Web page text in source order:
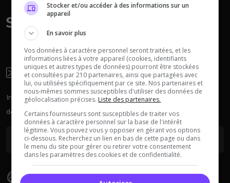
Myth of Empires Enshrouded
Voir tous les
jeux disponibles
Newsletter
Inscrivez-vous à la newsletter pour recevoir chaque semaine
des actus sur les serveurs.
Types De Serveur
Stocker et/ou accéder à des informations sur un
appareil
En savoir plus
Vos données à caractère personnel seront traitées, et les
informations liées à votre appareil (cookies, identifiants
uniques et autres types de données) pourront être stockées
et consultées par 210 partenaires, ainsi que partagées avec
lui, ou utilisées spécifiquement par ce site. Nos partenaires et
nous-mêmes sommes susceptibles d'utiliser des données de
géolocalisation précises. Liste des partenaires.
Certains fournisseurs sont susceptibles de traiter vos
données à caractère personnel sur la base de l'intérêt
légitime. Vous pouvez vous y opposer en gérant vos options
ci-dessous. Recherchez un lien en bas de cette page ou dans
le menu du site pour gérer ou retirer votre consentement
dans les paramètres des cookies et de confidentialité.